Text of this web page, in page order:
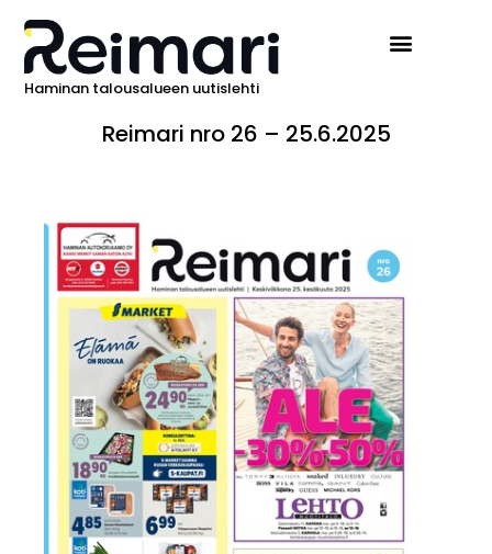
Haminan talousalueen uutislehti
Reimari nro 26 – 25.6.2025